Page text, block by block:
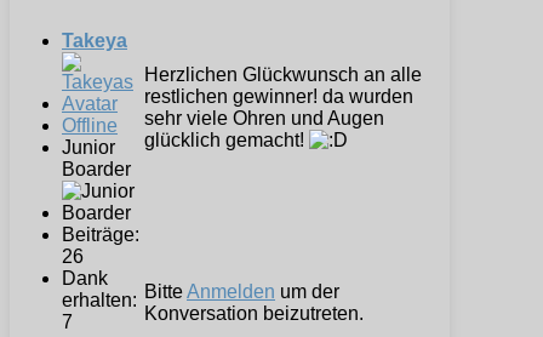
Takeya
Offline
Junior
Boarder
Beiträge:
26
Dank
erhalten:
7
Herzlichen Glückwunsch an alle
restlichen gewinner! da wurden
sehr viele Ohren und Augen
glücklich gemacht!
BitteAnmelden um der
Konversation beizutreten.